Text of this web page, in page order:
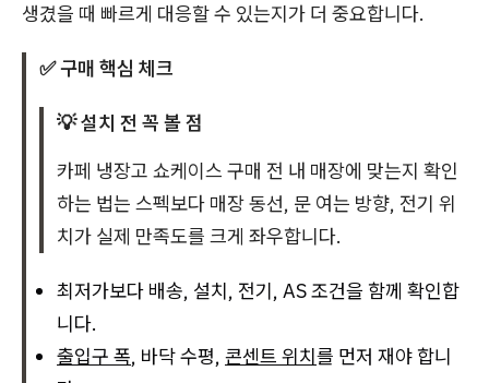
생겼을 때 빠르게 대응할 수 있는지가 더 중요합니다.
✅ 구매 핵심 체크
💡 설치 전 꼭 볼 점
카페 냉장고 쇼케이스 구매 전 내 매장에 맞는지 확인
하는 법는 스펙보다 매장 동선, 문 여는 방향, 전기 위
치가 실제 만족도를 크게 좌우합니다.
최저가보다 배송, 설치, 전기, AS 조건을 함께 확인합
니다.
출입구 폭, 바닥 수평, 콘센트 위치를 먼저 재야 합니